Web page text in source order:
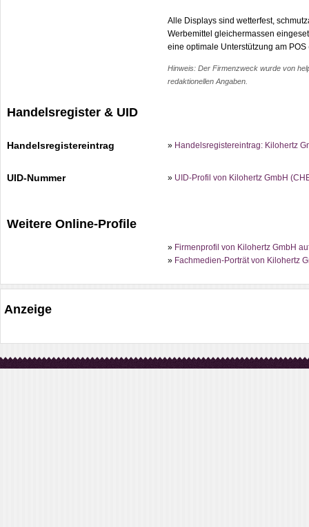
Alle Displays sind wetterfest,
Werbemittel gleichermassen
eine optimale Unterstützung am
Hinweis: Der Firmenzweck wurde von
redaktionellen Angaben.
Handelsregister & UID
Handelsregistereintrag » Handelsregistereintrag: Kilohertz
UID-Nummer » UID-Profil von Kilohertz GmbH
Weitere Online-Profile
» Firmenprofil von Kilohertz GmbH
» Fachmedien-Porträt von Kilohertz
Anzeige